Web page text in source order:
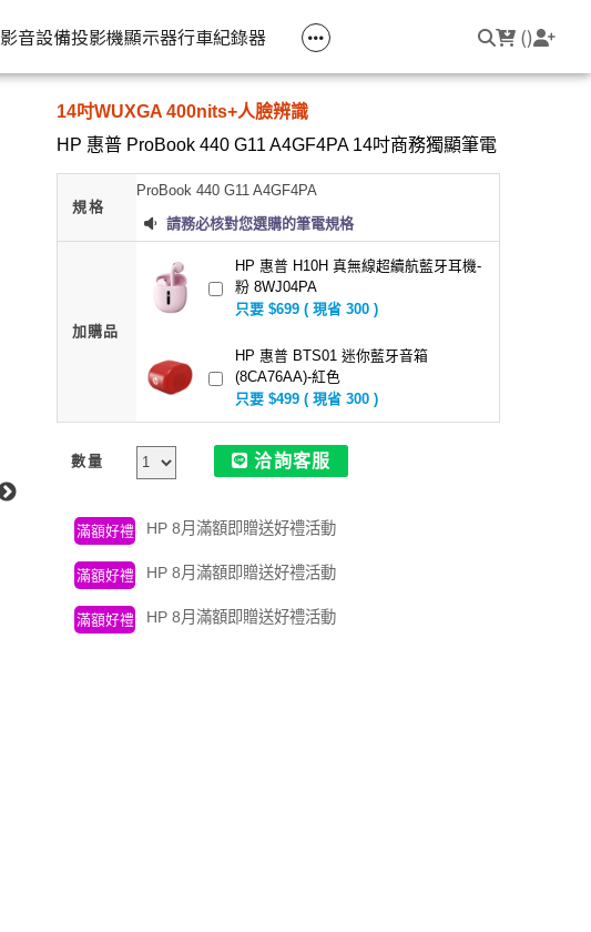
推薦好友回饋
電競筆電
光影Victus 系列
OMEN
筆電周邊
防盜鎖
電腦包
變壓器
硬碟外接盒
影音設備
耳機
有線耳機
無線耳機
影音週邊
HDMI 切換器 / 分配器
投影機
簡報周邊
簡報滑鼠
簡報筆
顯示器行車紀錄器 ()
14吋WUXGA 400nits+人臉辨識
HP 惠普 ProBook 440 G11 A4GF4PA 14吋商務獨顯筆電
規格
ProBook 440 G11 A4GF4PA
請務必核對您選購的筆電規格
加購品
HP 惠普 H10H 真無線超續航藍牙耳機-
粉 8WJ04PA
只要 $699 ( 現省 300 )
HP 惠普 BTS01 迷你藍牙音箱
(8CA76AA)-紅色
只要 $499 ( 現省 300 )
數量 洽詢客服
滿額好禮 HP 8月滿額即贈送好禮活動
滿額好禮 HP 8月滿額即贈送好禮活動
滿額好禮 HP 8月滿額即贈送好禮活動